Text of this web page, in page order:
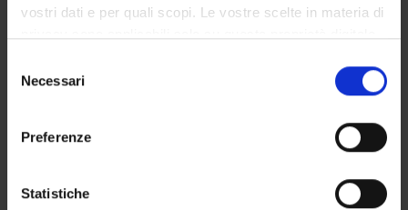
vostri dati e per quali scopi. Le vostre scelte in materia di
modificare o revocare il proprio consenso in qualsiasi
momento dalla Dichiarazione sui cookie o facendo clic
raccogliere informazioni sulla tua posizione
delNecessari
Preferenze
Statistiche
OFFERTA FORMATIVA
CORSI DI STUDIO
DOTTORATI, MASTER E FORMAZIONE SUPERIORE
Persone